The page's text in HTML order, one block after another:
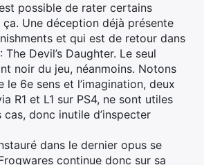
possible de rater certains
ça. Une déception déjà présente
et qui est de retour dans
Devil’s Daughter. Le seul
noir du jeu, néanmoins. Notons
le 6e sens et l’imagination, deux
R1 et L1 sur PS4, ne sont utiles
donc inutile d’inspecter
dans le dernier opus se
continue donc sur sa